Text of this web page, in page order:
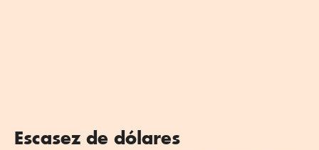
Escasez de dólares